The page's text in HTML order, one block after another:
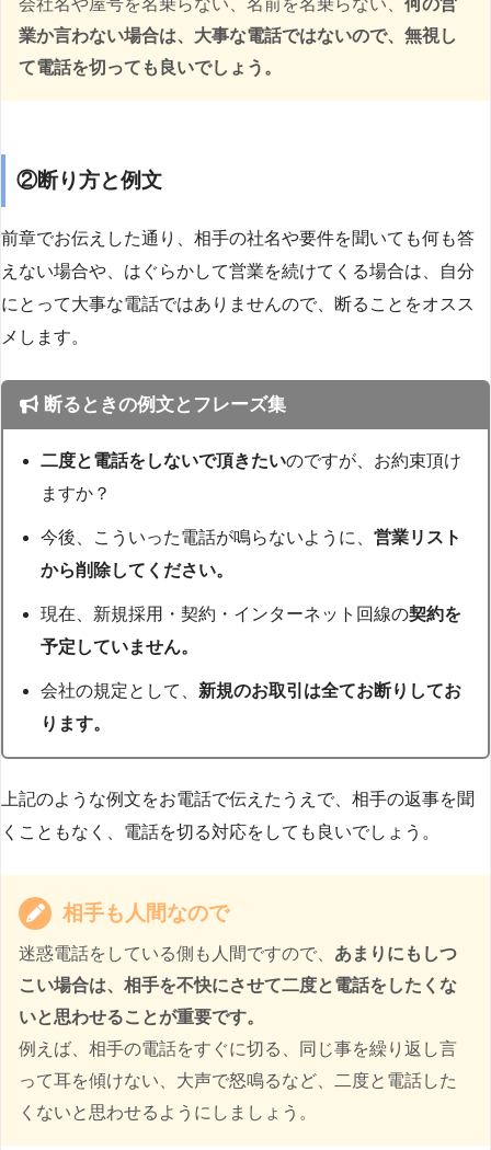
業か言わない場合は、大事な電話ではないので、無視し
て電話を切っても良いでしょう。
②断り方と例文
前章でお伝えした通り、相手の社名や要件を聞いても何も答
えない場合や、はぐらかして営業を続けてくる場合は、自分
にとって大事な電話ではありませんので、断ることをオスス
メします。
断るときの例文とフレーズ集
二度と電話をしないで頂きたいのですが、お約束頂け
ますか？
今後、こういった電話が鳴らないように、営業リスト
から削除してください。
現在、新規採用・契約・インターネット回線の契約を
予定していません。
会社の規定として、 新規のお取引は全てお断りしてお
ります。
上記のような例文をお電話で伝えたうえで、相手の返事を聞
くこともなく、電話を切る対応をしても良いでしょう。
相手も人間なので
迷惑電話をしている側も人間ですので、 あまりにもしつ
こい場合は、相手を不快にさせて二度と電話をしたくな
いと思わせることが重要です。
例えば、相手の電話をすぐに切る、同じ事を繰り返し言
って耳を傾けない、大声で怒鳴るなど、二度と電話した
くないと思わせるようにしましょう。